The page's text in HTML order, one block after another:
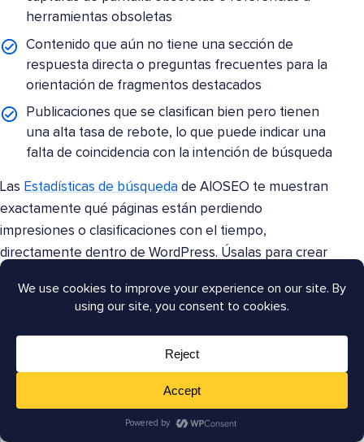
herramientas obsoletas
Contenido que aún no tiene una sección de
respuesta directa o preguntas frecuentes para la
orientación de fragmentos destacados
Publicaciones que se clasifican bien pero tienen
una alta tasa de rebote, lo que puede indicar una
falta de coincidencia con la intención de búsqueda
Las Estadísticas de búsqueda de AIOSEO te muestran
exactamente qué páginas están perdiendo
impresiones o clasificaciones con el tiempo,
directamente dentro de WordPress. Úsalas para crear
antes de crear nada nuevo.